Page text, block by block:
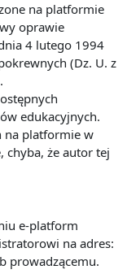
na platformie
oprawie
4 lutego 1994
(Dz. U. z
edukacyjnych.
na platformie w
chyba, że autor tej
e-platform
na adres:
prowadzącemu.